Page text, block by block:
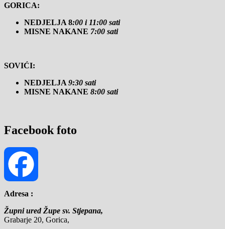
GORICA:
NEDJELJA 8:00 i 11:00 sati
MISNE NAKANE 7:00 sati
SOVIĆI:
NEDJELJA 9:30 sati
MISNE NAKANE 8:00 sati
Facebook foto
Facebook
Adresa :
Župni ured Župe sv. Stjepana,
Grabarje 20, Gorica,